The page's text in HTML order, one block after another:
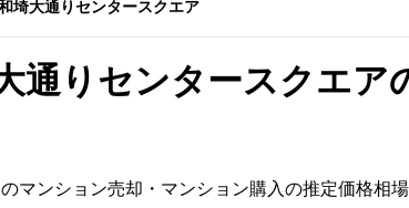
埼大通りセンタースクエア
通りセンタースクエア
マンション売却・マンション購入の推定価格相